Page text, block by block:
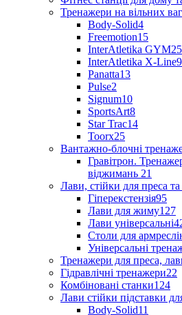
Тренажери на вільних
Body-Solid4
Freemotion15
InterAtletika GYM25
InterAtletika X-Line
Panatta13
Pulse2
Signum10
SportsArt8
Star Trac14
Toorx25
Вантажно-блочні
Гравітрон.
віджимань 21
Лави, стійки для преса
Гіперекстензія95
Лави для жиму127
Лави універсальні
Столи для
Універсальні
Тренажери для преса,
Гідравлічні тренажери22
Комбіновані станки124
Лави стійки підставки
Body-Solid11